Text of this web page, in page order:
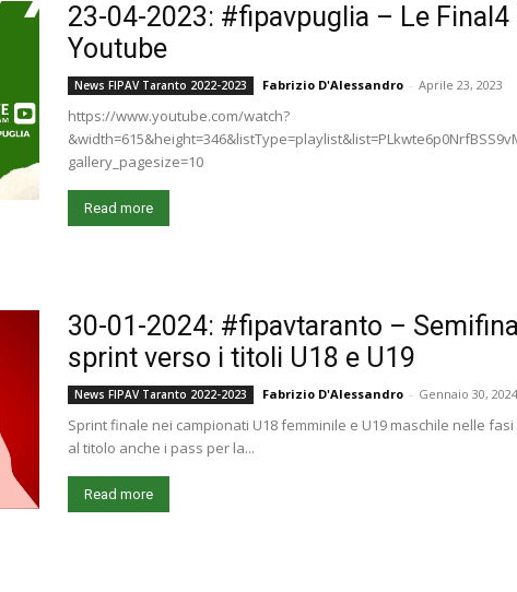
23-04-2023: #fipavpuglia – Le Final4
Youtube
News FIPAV Taranto 2022-2023 Fabrizio D'Alessandro - Aprile 23, 2023
https://www.youtube.com/watch?
gallery_pagesize=10
Read more
30-01-2024: #fipavtaranto –
sprint verso i titoli U18 e U19
News FIPAV Taranto 2022-2023 Fabrizio D'Alessandro - Gennaio 30, 2024
Sprint finale nei campionati U18 femminile e U19 maschile nelle
al titolo anche i pass per la...
Read more